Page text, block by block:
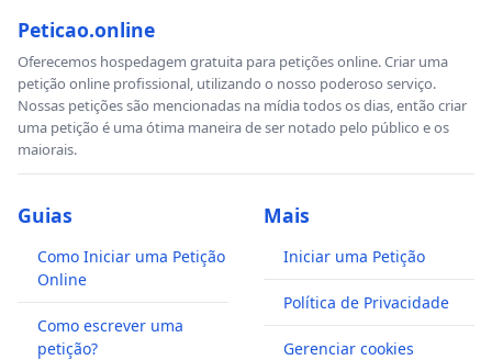
Peticao.online
Oferecemos hospedagem gratuita para petições online. Criar uma
petição online profissional, utilizando o nosso poderoso serviço.
Nossas petições são mencionadas na mídia todos os dias, então criar
uma petição é uma ótima maneira de ser notado pelo público e os
maiorais.
Guias
Como Iniciar uma Petição
Online
Como escrever uma
petição?
Mais
Iniciar uma Petição
Política de Privacidade
Gerenciar cookies